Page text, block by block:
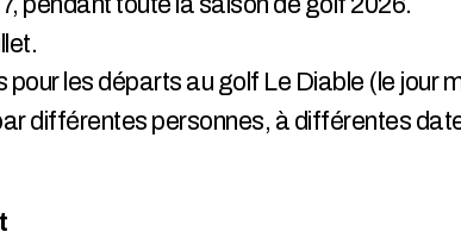
les départs au golf Le Diable (le jour
différentes personnes, à différentes